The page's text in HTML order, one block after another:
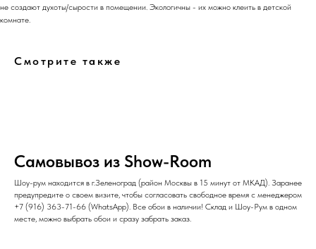
не создают духоты/сырости в помещении. Экологичны - их можно клеить в детской
комнате.
Смотрите также
Самовывоз из Show-Room
Шоу-рум находится в г.Зеленоград (район Москвы в 15 минут от МКАД). Заранее
предупредите о своем визите, чтобы согласовать свободное время с менеджером
+7 (916) 363-71-66 (WhatsApp). Все обои в наличии! Склад и Шоу-Рум в одном
месте, можно выбрать обои и сразу забрать заказ.